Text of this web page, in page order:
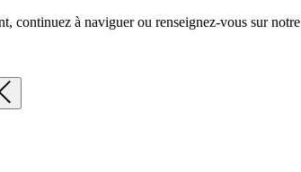
continuez à naviguer ou renseignez-vous sur notre